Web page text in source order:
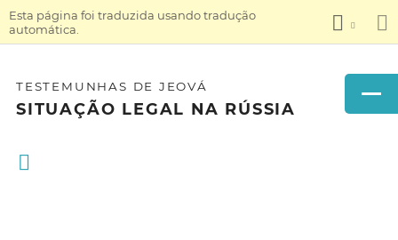
Esta página foi traduzida usando tradução
automática.
TESTEMUNHAS DE JEOVÁ
SITUAÇÃO LEGAL NA RÚSSIA